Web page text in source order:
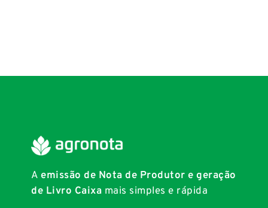
Aemissão de Nota de Produtor e geração
de Livro Caixa mais simples e rápida